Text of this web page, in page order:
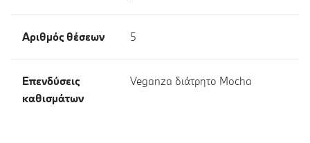
Αριθμός θέσεων 5
Επενδύσεις
καθισμάτων
Veganza διάτρητο Mocha